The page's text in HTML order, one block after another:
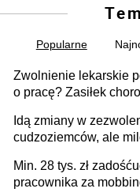
Popularne
Zwolnienie lekarskie
o pracę? Zasiłek
dni od ustania
Idą zmiany w
cudzoziemców, ale
Min. 28 tys. zł
pracownika za